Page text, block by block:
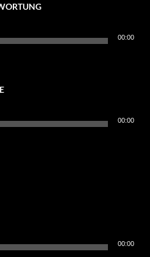
00:00
00:00
00:00